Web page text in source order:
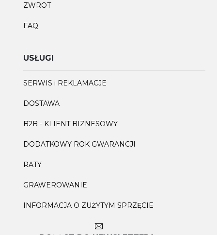
ZWROT
FAQ
USŁUGI
SERWIS i REKLAMACJE
DOSTAWA
B2B - KLIENT BIZNESOWY
DODATKOWY ROK GWARANCJI
RATY
GRAWEROWANIE
INFORMACJA O ZUŻYTYM SPRZĘCIE